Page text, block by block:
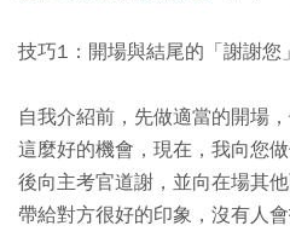
技巧1：開場與結尾的「謝謝您」
自我介紹前，先做適當的開場
這麼好的機會，現在，我向您
後向主考官道謝，並向在場其
帶給對方很好的印象，沒有人